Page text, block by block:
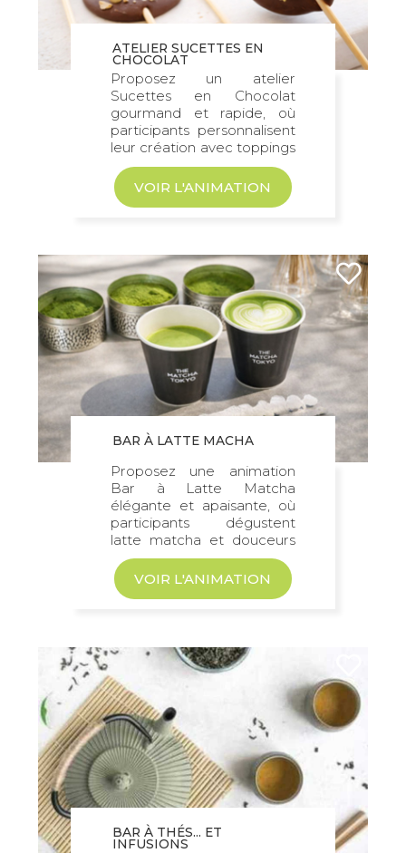
ATELIER SUCETTES EN
CHOCOLAT
Proposez un atelier
Sucettes en Chocolat
gourmand et rapide, où
participants personnalisent
leur création avec toppings
au choix...
VOIR L'ANIMATION
BAR À LATTE MACHA
Proposez une animation
Bar à Latte Matcha
élégante et apaisante, où
participants dégustent
latte matcha et douceurs
gourmandes...
VOIR L'ANIMATION
BAR À THÉS... ET
INFUSIONS